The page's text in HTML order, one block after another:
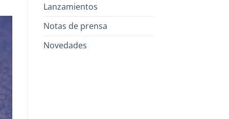
Lanzamientos
Notas de prensa
Novedades